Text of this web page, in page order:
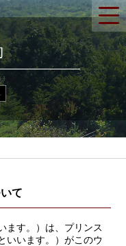
て
ます。）は、プリンス
いいます。）がこのウ